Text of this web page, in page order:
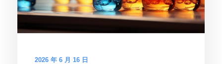
2026 年 6 月 16 日